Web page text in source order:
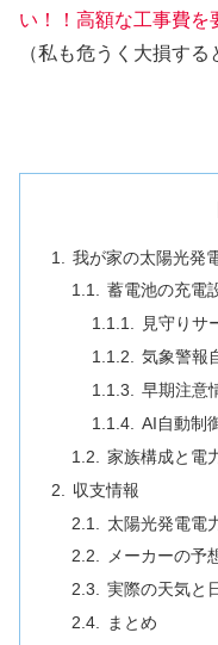
い！！高額な工事費を
（私も危うく大損する
我が家の太陽光発
蓄電池の充電
見守りサ
気象警報
早期注意
AI自動制
家族構成と電
収支情報
太陽光発電電
メーカーの予
実際の天気と
まとめ